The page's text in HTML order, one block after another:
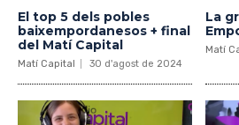
El top 5 dels pobles
baixempordanesos + final
del Matí Capital
Matí Capital 30 d'agost de 2024
La
Matí